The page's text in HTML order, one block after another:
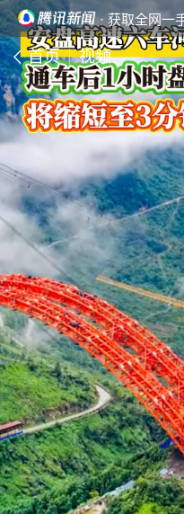
· 获取全网一
首页 视频